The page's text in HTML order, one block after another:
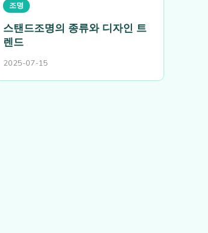
조명
스탠드조명의 종류와 디자인 트
렌드
2025-07-15